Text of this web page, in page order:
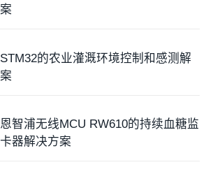
的农业灌溉环境控制和感测解
智浦无线MCU RW610的持续血糖监
器解决方案